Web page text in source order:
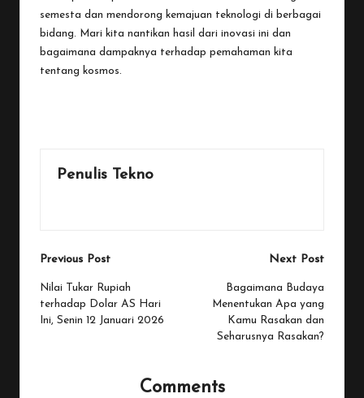
semesta dan mendorong kemajuan teknologi di berbagai
bidang. Mari kita nantikan hasil dari inovasi ini dan
bagaimana dampaknya terhadap pemahaman kita
tentang kosmos.
Penulis Tekno
Post
navigation
Previous Post
Nilai Tukar Rupiah
terhadap Dolar AS Hari
Ini, Senin 12 Januari 2026
Next Post
Bagaimana Budaya
Menentukan Apa yang
Kamu Rasakan dan
Seharusnya Rasakan?
Comments